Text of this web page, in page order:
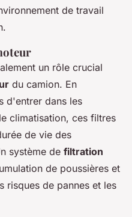
de travail
un rôle crucial
du camion. En
d'entrer dans les
climatisation, ces filtres
de vie des
système de filtration
de poussières et
risques de pannes et les